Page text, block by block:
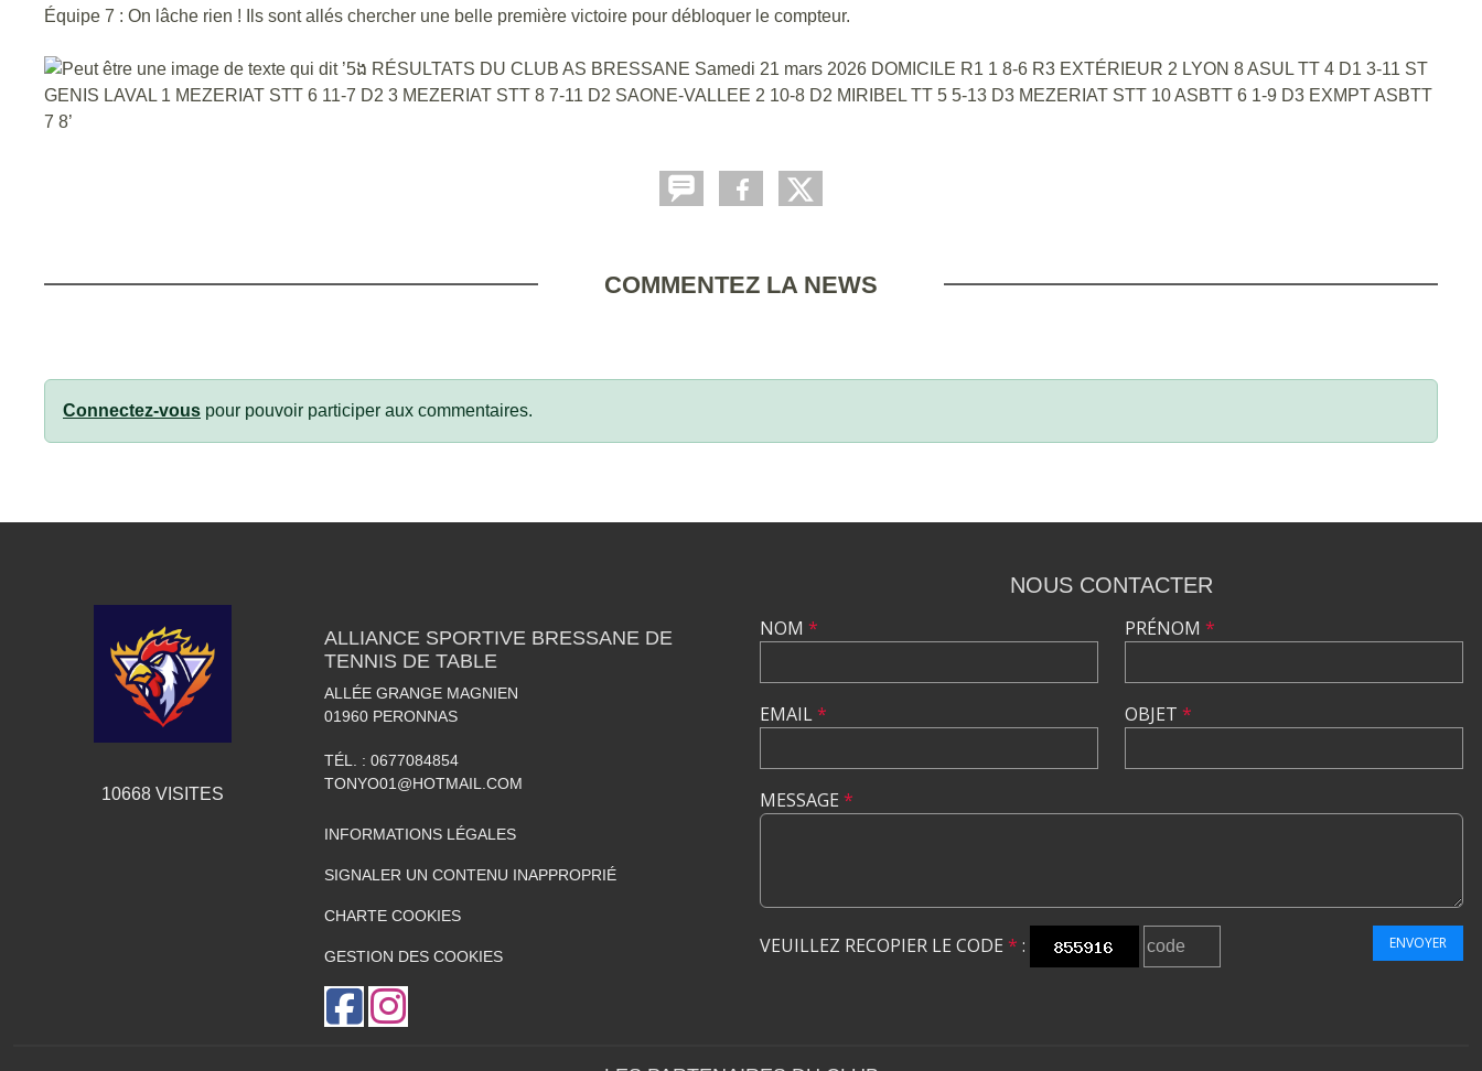
Équipe 7 : On lâche rien ! Ils sont allés chercher une belle première victoire pour débloquer le compteur.
COMMENTEZ LA NEWS
Connectez-vous pour pouvoir participer aux commentaires.
10668VISITES
ALLIANCE SPORTIVE BRESSANE DE
TENNIS DE TABLE
ALLÉE GRANGE MAGNIEN
01960 PERONNAS
TÉL. : 0677084854
TONYO01@HOTMAIL.COM
INFORMATIONS LÉGALES
SIGNALER UN CONTENU INAPPROPRIÉ
CHARTE COOKIES
GESTION DES COOKIES
NOUS CONTACTER
NOM *
EMAIL*
PRÉNOM *
OBJET *
MESSAGE *
VEUILLEZ RECOPIER LE CODE * : ENVOYER